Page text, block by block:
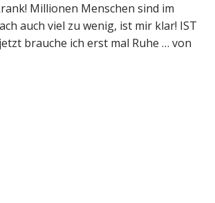
Millionen Menschen sind im
auch viel zu wenig, ist mir klar! IST
brauche ich erst mal Ruhe … von